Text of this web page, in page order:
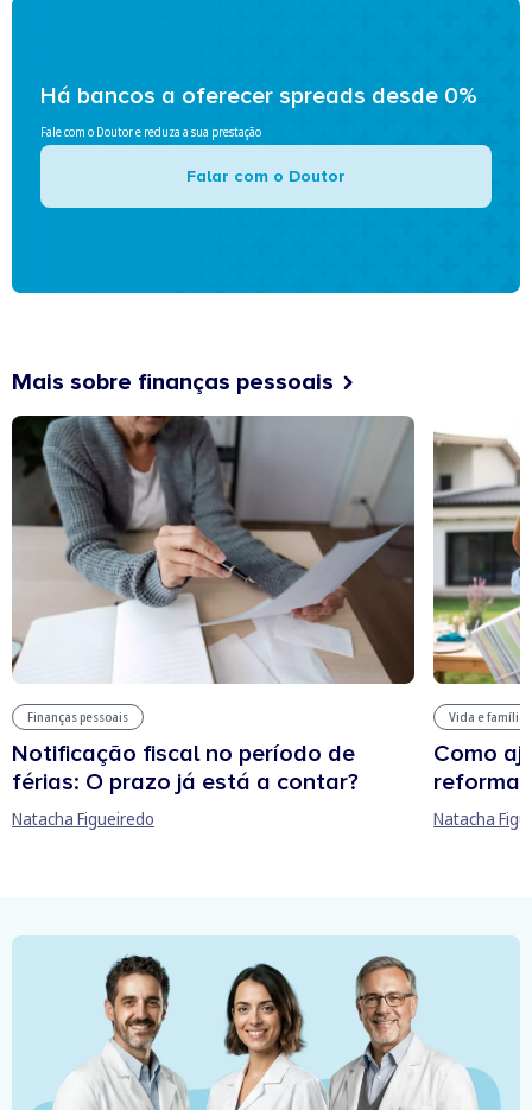
Há bancos a oferecer spreads desde 0%
Fale com o Doutor e reduza a sua prestação
Falar com o Doutor
Mais sobre finanças pessoais
Finanças pessoais
Notificação fiscal no período de
férias: O prazo já está a contar?
Natacha Figueiredo
Vida e família
Como
reforma
Natacha